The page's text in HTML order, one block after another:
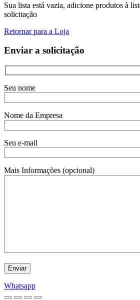
Sua lista está vazia, adicione produtos à
solicitação
Retornar para a Loja
Enviar a solicitação
Seu nome
Nome da Empresa
Seu e-mail
Mais Informações (opcional)
Whatsapp